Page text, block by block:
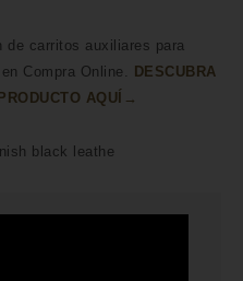
de carritos auxiliares para
Compra Online.
DESCUBRA
AQUÍ→
black leathe